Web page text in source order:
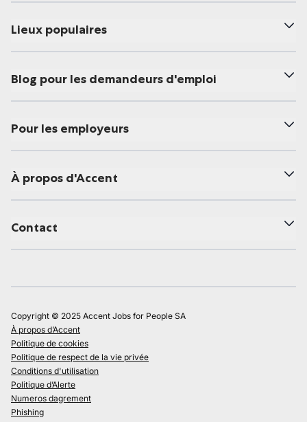
Lieux populaires
Blog pour les demandeurs d'emploi
Pour les employeurs
À propos d'Accent
Contact
Copyright © 2025 Accent Jobs for People SA
À propos d’Accent
Politique de cookies
Politique de respect de la vie privée
Conditions d'utilisation
Politique d’Alerte
Numeros dagrement
Phishing